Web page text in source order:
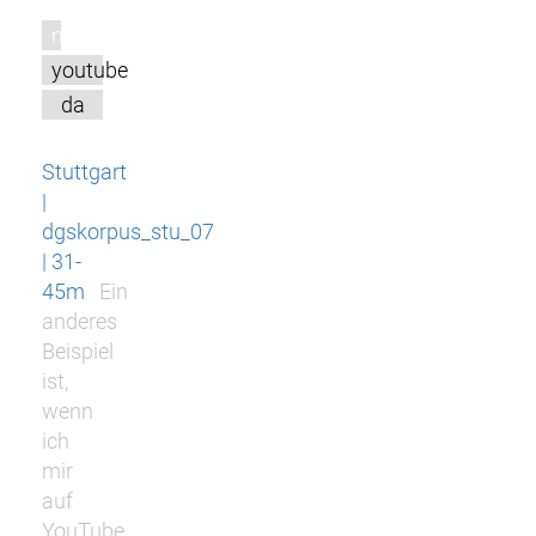
m
youtube
da
Stuttgart
|
dgskorpus_stu_07
| 31-
45m
Ein
anderes
Beispiel
ist,
wenn
ich
mir
auf
YouTube